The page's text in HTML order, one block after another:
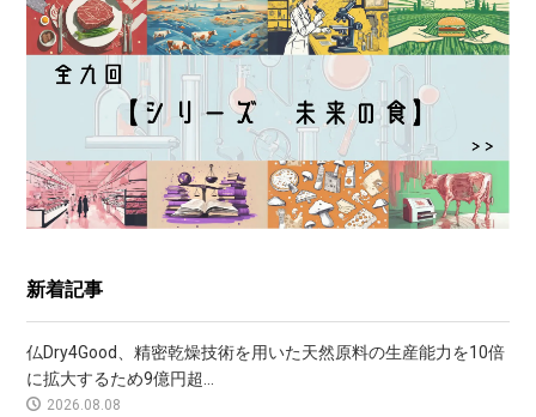
新着記事
仏Dry4Good、精密乾燥技術を用いた天然原料の生産能力を10倍
に拡大するため9億円超...
2026.08.08